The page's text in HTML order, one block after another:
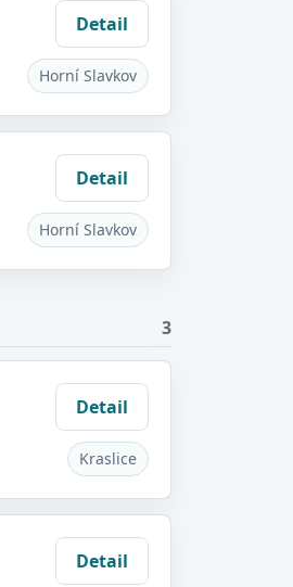
Detail
Horní Slavkov
Detail
Horní Slavkov
3
Detail
Kraslice
Detail